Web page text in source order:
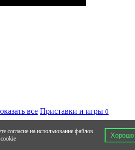
все Приставки и игры 0
согласие на использование файлов
cookie
Хорошо